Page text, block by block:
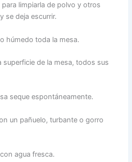
limpiarla de polvo y otros
se deja escurrir.
húmedo toda la mesa.
superficie de la mesa, todos sus
seque espontáneamente.
un pañuelo, turbante o gorro
agua fresca.